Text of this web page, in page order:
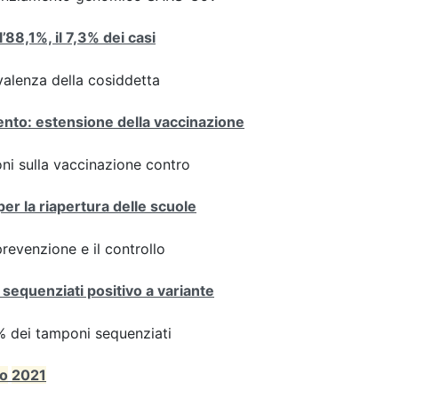
il 7,3% dei casi
della cosiddetta
estensione della vaccinazione
sulla vaccinazione contro
la riapertura delle scuole
e il controllo
positivo a variante
dei tamponi sequenziati
2021